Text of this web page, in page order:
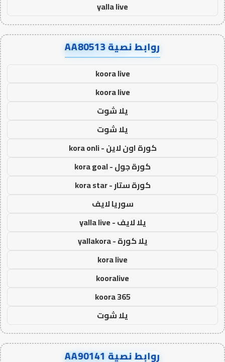
yalla live
روابط نصية AA80513
koora live
koora live
يلا شوت
يلا شوت
كورة اون لاين - kora onli
كورة جول - kora goal
كورة ستار - kora star
سوريا لايف
يلا لايف - yalla live
يلا كورة - yallakora
kora live
kooralive
koora 365
يلا شوت
روابط نصية AA90141